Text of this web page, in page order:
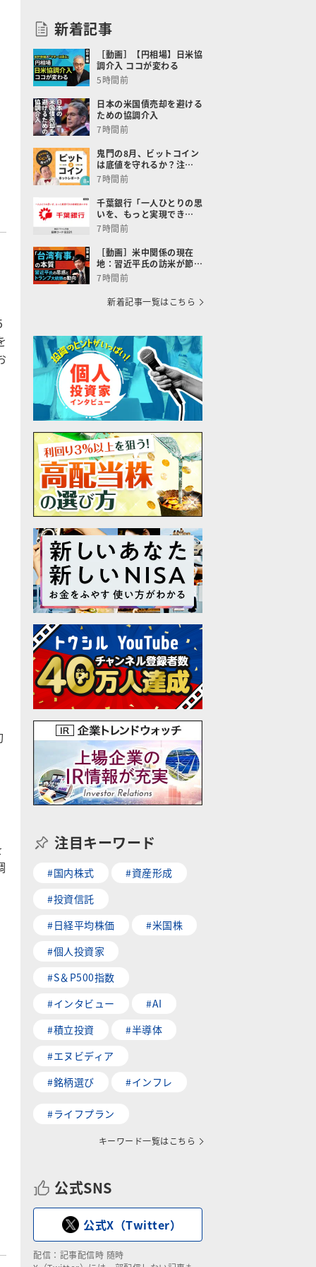
新着記事
［動画］【円相場】日米協
調介入 ココが変わる
5時間前
日本の米国債売却を避ける
ための協調介入
7時間前
鬼門の8月、ビットコイン
は底値を守れるか？注…
7時間前
千葉銀行「一人ひとりの思
いを、もっと実現でき…
7時間前
［動画］米中関係の現在
地：習近平氏の訪米が節…
7時間前
新着記事一覧はこちら
注目キーワード
#国内株式
#資産形成
#投資信託
#日経平均株価
#米国株
#個人投資家
#S＆P500指数
#インタビュー
#AI
#積立投資
#半導体
#エヌビディア
#銘柄選び
#インフレ
#ライフプラン
キーワード一覧はこちら
公式SNS
公式X（Twitter）
配信：記事配信時 随時